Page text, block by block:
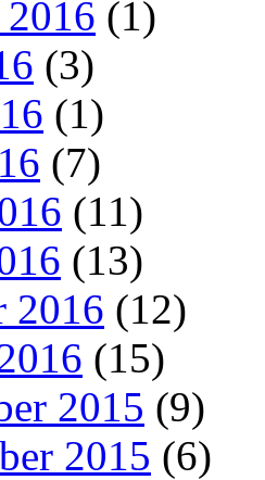
(1)
(3)
(1)
(7)
(11)
(13)
2016 (12)
(15)
2015 (9)
2015 (6)